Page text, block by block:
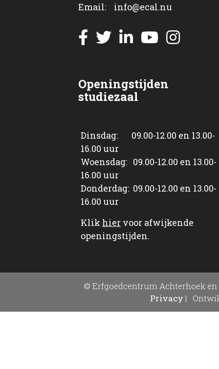
Email: info@ecal.nu
Openingstijden
studiezaal
Dinsdag: 09.00-12.00 en 13.00-
16.00 uur
Woensdag: 09.00-12.00 en 13.00-
16.00 uur
Donderdag: 09.00-12.00 en 13.00-
16.00 uur
Klik hier voor afwijkende
openingstijden.
© Erfgoedcentrum Achterhoek en
Privacy |